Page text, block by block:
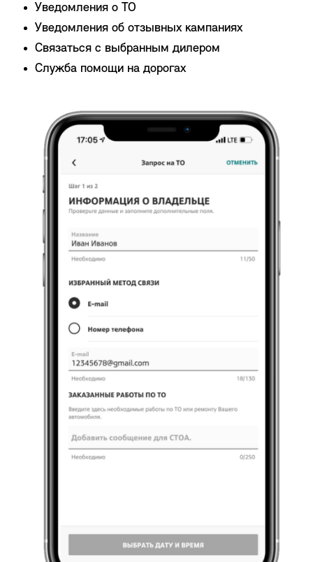
Уведомления о ТО
Уведомления об отзывных кампаниях
Связаться с выбранным дилером
Служба помощи на дорогах